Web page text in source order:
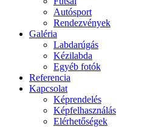
Autósport
Rendezvények
Galéria
Labdarúgás
Kézilabda
Egyéb fotók
Referencia
Kapcsolat
Képrendelés
Képfelhasználás
Elérhetőségek